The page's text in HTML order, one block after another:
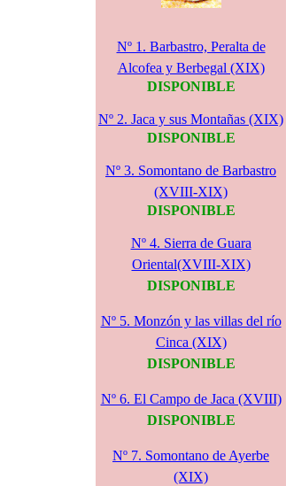
Nº 1. Barbastro, Peralta de
Alcofea y Berbegal (XIX)
DISPONIBLE
Nº 2. Jaca y sus Montañas (XIX)
DISPONIBLE
Nº 3. Somontano de Barbastro
(XVIII-XIX)
DISPONIBLE
Nº 4. Sierra de Guara
Oriental(XVIII-XIX)
DISPONIBLE
Nº 5. Monzón y las villas del río
Cinca (XIX)
DISPONIBLE
Nº 6. El Campo de Jaca (XVIII)
DISPONIBLE
Nº 7. Somontano de Ayerbe
(XIX)